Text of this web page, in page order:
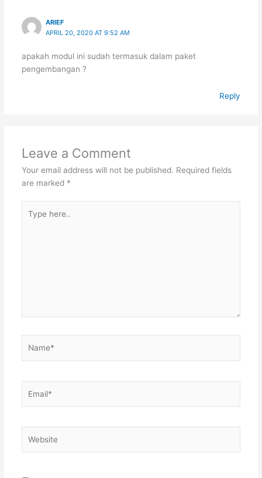
ARIEF
APRIL 20, 2020 AT 9:52 AM
apakah modul ini sudah termasuk dalam paket
pengembangan ?
Reply
Leave a Comment
Your email address will not be published. Required fields
are marked *
here..